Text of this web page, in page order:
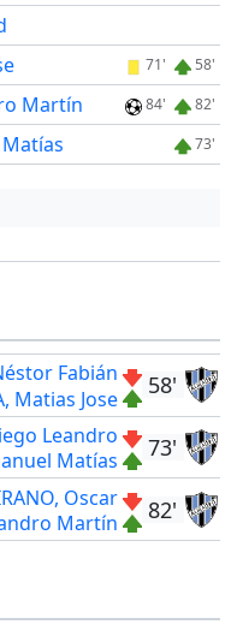
71' 58'
Martín 84' 82'
Matías 73'
58'
Fabián
Matias Jose
73'
Leandro
Matías
82'
Oscar
Martín